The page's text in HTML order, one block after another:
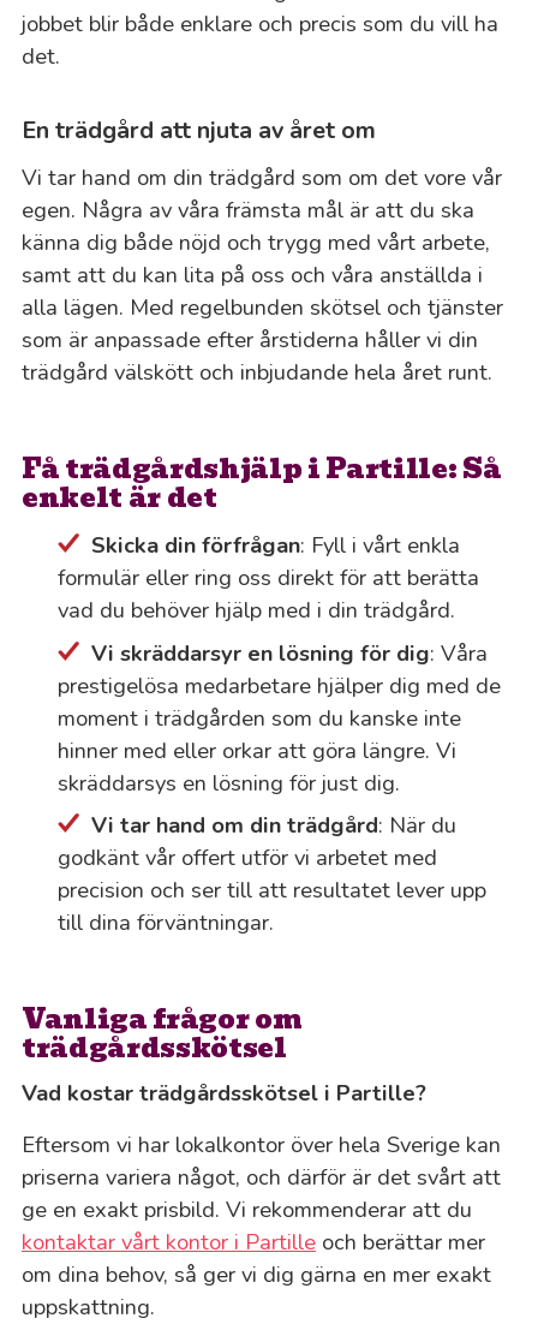
jobbet blir både enklare och precis som du vill ha
det.
En trädgård att njuta av året om
Vi tar hand om din trädgård som om det vore vår
egen. Några av våra främsta mål är att du ska
känna dig både nöjd och trygg med vårt arbete,
samt att du kan lita på oss och våra anställda i
alla lägen. Med regelbunden skötsel och tjänster
som är anpassade efter årstiderna håller vi din
trädgård välskött och inbjudande hela året runt.
Få trädgårdshjälp i Partille: Så
enkelt är det
Skicka din förfrågan: Fyll i vårt enkla
formulär eller ring oss direkt för att berätta
vad du behöver hjälp med i din trädgård.
Vi skräddarsyr en lösning för dig: Våra
prestigelösa medarbetare hjälper dig med de
moment i trädgården som du kanske inte
hinner med eller orkar att göra längre. Vi
skräddarsys en lösning för just dig.
Vi tar hand om din trädgård: När du
godkänt vår offert utför vi arbetet med
precision och ser till att resultatet lever upp
till dina förväntningar.
Vanliga frågor om
trädgårdsskötsel
Vad kostar trädgårdsskötsel i Partille?
Eftersom vi har lokalkontor över hela Sverige kan
priserna variera något, och därför är det svårt att
ge en exakt prisbild. Vi rekommenderar att du
kontaktar vårt kontor i Partilleoch berättar mer
om dina behov, så ger vi dig gärna en mer exakt
uppskattning.